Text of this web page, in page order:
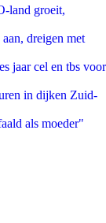
land groeit,
dreigen met
jaar cel en tbs voor
in dijken Zuid-
als moeder"